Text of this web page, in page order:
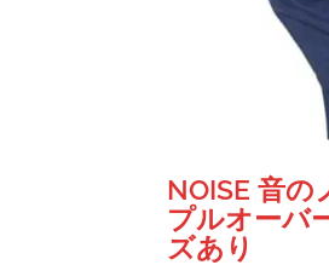
NOISE 音の
プルオーバ
ズあり